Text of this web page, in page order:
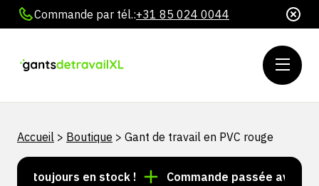
Commande par tél.:+31 85 024 0044
Accueil > Boutique > Gant de travail en PVC rouge
toujours en stock !
Commande passée avant 15